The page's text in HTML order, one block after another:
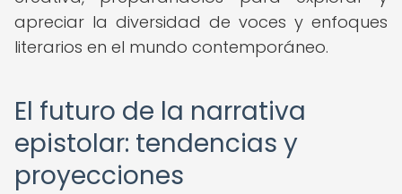
apreciar la diversidad de voces y enfoques
literarios en el mundo contemporáneo.
El futuro de la narrativa
epistolar: tendencias y
proyecciones